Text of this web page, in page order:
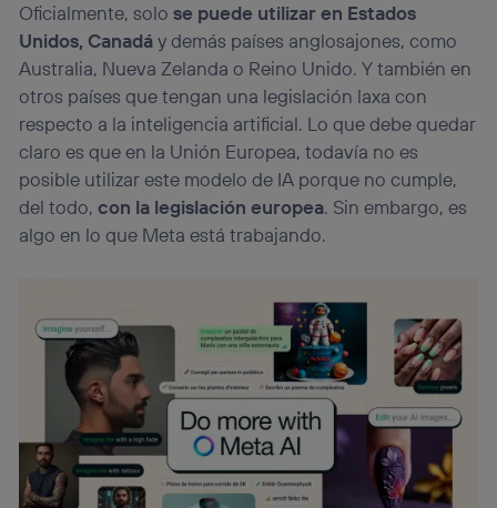
Oficialmente, solose puede utilizar en Estados
Unidos, Canadáy demás países anglosajones, como
Australia, Nueva Zelanda o Reino Unido. Y también en
otros países que tengan una legislación laxa con
respecto a la inteligencia artificial. Lo que debe quedar
claro es que en la Unión Europea, todavía no es
posible utilizar este modelo de IA porque no cumple,
del todo,con la legislación europea. Sin embargo, es
algo en lo que Meta está trabajando.
personalizado, ya que se basará únicamente en la
navegación del usuario del móvil.
Puedes gestionar los consentimientos Utiq seleccionando
“Administrar Utiq” en la parte inferior de esta página web o
visitando el portal de privacidad de Utiq
(“consenthub”). Para más información, consulta
la
política de privacidad de Utiq